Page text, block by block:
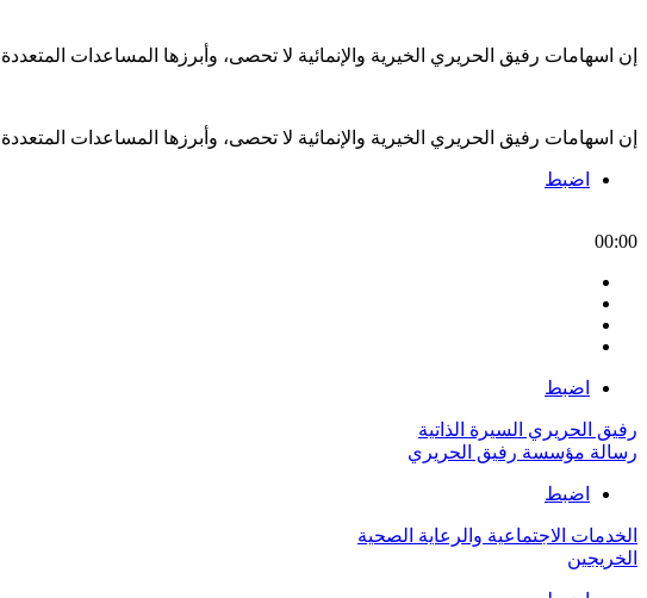
إن اسهامات رفيق الحريري الخيرية والإنمائية لا تحصى، وأبرزها المساعدات
إن اسهامات رفيق الحريري الخيرية والإنمائية لا تحصى، وأبرزها المساعدات
اضبط
00:00
اضبط
رفيق الحريري السيرة الذاتية
رسالة مؤسسة رفيق الحريري
اضبط
الخدمات الاجتماعية والرعاية الصحية
الخريجين